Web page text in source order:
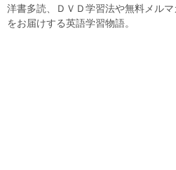
洋書多読、ＤＶＤ学習法や無料メル
をお届けする英語学習物語。